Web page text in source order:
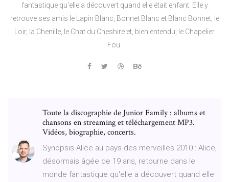
fantastique qu'elle a découvert quand elle était enfant. Elle y
retrouve ses amis le Lapin Blanc, Bonnet Blanc et Blanc Bonnet, le
Loir, la Chenille, le Chat du Cheshire et, bien entendu, le Chapelier
Fou.
Toute la discographie de Junior Family : albums et
chansons en streaming et téléchargement MP3.
Vidéos, biographie, concerts.
Synopsis Alice au pays des merveilles 2010 : Alice,
désormais âgée de 19 ans, retourne dans le
monde fantastique qu'elle a découvert quand elle